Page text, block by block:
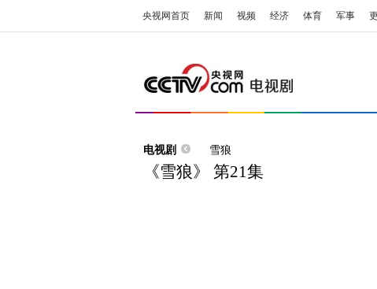
央视网首页 新闻 视频 经济 体育 军事
电视剧 雪狼
《雪狼》 第21集